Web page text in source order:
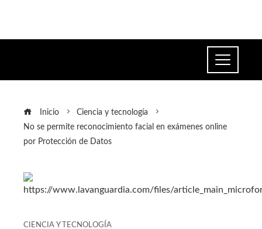
Inicio
Ciencia y tecnología
No se permite reconocimiento facial en exámenes online
por Protección de Datos
CIENCIA Y TECNOLOGÍA